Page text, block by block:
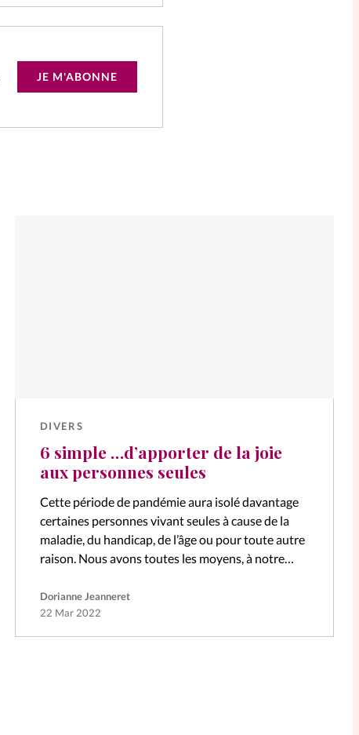
JE M'ABONNE
DIVERS
6 simple …d’apporter de la joie
aux personnes seules
Cette période de pandémie aura isolé davantage
certaines personnes vivant seules à cause de la
maladie, du handicap, de l’âge ou pour toute autre
raison. Nous avons toutes les moyens, à notre
Dorianne Jeanneret
22 Mar 2022